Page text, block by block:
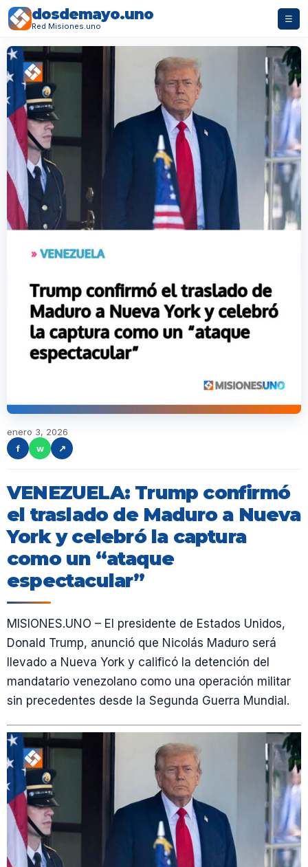
dosdemayo.uno
Red Misiones.uno
☰
enero 3, 2026
f
w ↗
VENEZUELA: Trump confirmó
el traslado de Maduro a Nueva
York y celebró la captura
como un “ataque
espectacular”
MISIONES.UNO – El presidente de Estados Unidos,
Donald Trump, anunció que Nicolás Maduro será
llevado a Nueva York y calificó la detención del
mandatario venezolano como una operación militar
sin precedentes desde la Segunda Guerra Mundial.